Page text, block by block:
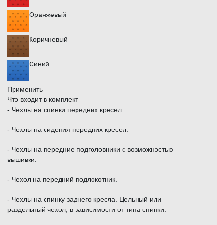
Оранжевый
Коричневый
Синий
Применить
Что входит в комплект
- Чехлы на спинки передних кресел.
- Чехлы на сидения передних кресел.
- Чехлы на передние подголовники с возможностью
вышивки.
- Чехол на передний подлокотник.
- Чехлы на спинку заднего кресла. Цельный или
раздельный чехол, в зависимости от типа спинки.